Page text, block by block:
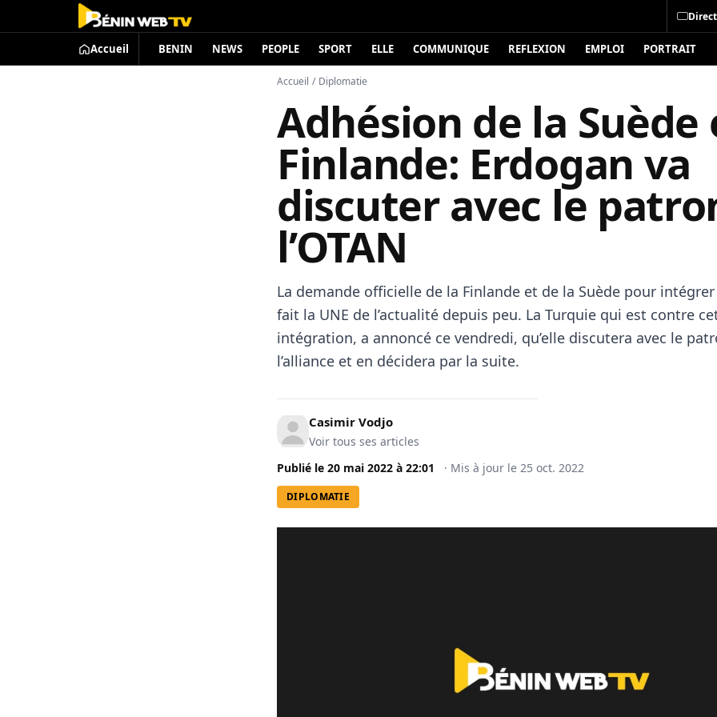
Accueil BENIN NEWS PEOPLE SPORT ELLE COMMUNIQUE REFLEXION EMPLOI PORTRAIT
Accueil / Diplomatie
Adhésion de la Suède
Finlande: Erdogan va
discuter avec le
l’OTAN
La demande officielle de la Finlande et de la Suède pour intégrer
fait la UNE de l’actualité depuis peu. La Turquie qui est contre
intégration, a annoncé ce vendredi, qu’elle discutera avec le
l’alliance et en décidera par la suite.
Casimir Vodjo
Voir tous ses articles
Publié le 20 mai 2022 à 22:01 · Mis à jour le 25 oct. 2022
DIPLOMATIE